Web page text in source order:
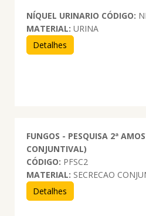
NÍQUEL URINARIO CÓDIGO:
MATERIAL: URINA
Detalhes
FUNGOS - PESQUISA 2ª
CONJUNTIVAL)
CÓDIGO: PFSC2
MATERIAL: SECRECAO
Detalhes